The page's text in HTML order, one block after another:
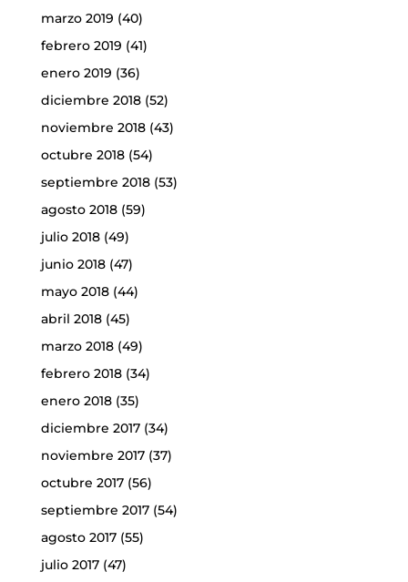
marzo 2019 (40)
febrero 2019 (41)
enero 2019 (36)
diciembre 2018(52)
noviembre 2018(43)
octubre 2018(54)
septiembre 2018(53)
agosto 2018(59)
julio 2018(49)
junio 2018(47)
mayo 2018(44)
abril 2018(45)
marzo 2018(49)
febrero 2018(34)
enero 2018(35)
diciembre 2017(34)
noviembre 2017(37)
octubre 2017(56)
septiembre 2017(54)
agosto 2017(55)
julio 2017(47)